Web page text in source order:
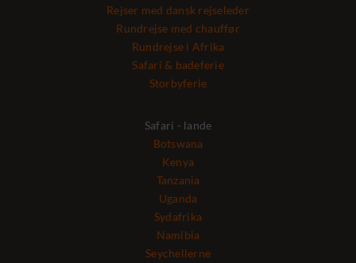
Rejser med dansk rejseleder
Rundrejse med chauffør
Rundrejse i Afrika
Safari & badeferie
Storbyferie
Safari - lande
Botswana
Kenya
Tanzania
Uganda
Sydafrika
Namibia
Seychellerne